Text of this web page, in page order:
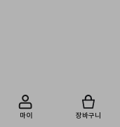
마이 장바구니